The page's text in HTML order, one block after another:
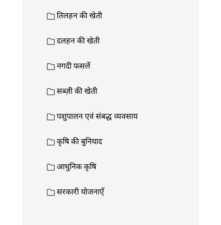
तिलहन की खेती
दलहन की खेती
नगदी फसलें
सब्ज़ी की खेती
पशुपालन एवं संबद्ध व्यवसाय
कृषि की बुनियाद
आधुनिक कृषि
सरकारी योजनाएँ